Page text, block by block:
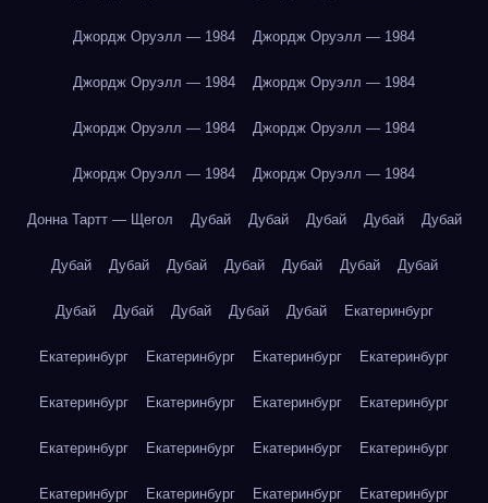
Джордж Оруэлл — 1984 Джордж Оруэлл — 1984
Джордж Оруэлл — 1984 Джордж Оруэлл — 1984
Джордж Оруэлл — 1984 Джордж Оруэлл — 1984
Джордж Оруэлл — 1984 Джордж Оруэлл — 1984
Донна Тартт — Щегол Дубай Дубай Дубай Дубай Дубай
Дубай Дубай Дубай Дубай Дубай Дубай Дубай
Дубай Дубай Дубай Дубай Дубай Екатеринбург
Екатеринбург Екатеринбург Екатеринбург Екатеринбург
Екатеринбург Екатеринбург Екатеринбург Екатеринбург
Екатеринбург Екатеринбург Екатеринбург Екатеринбург
Екатеринбург Екатеринбург Екатеринбург Екатеринбург